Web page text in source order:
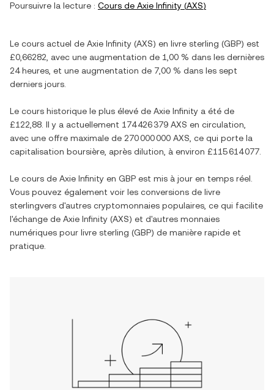
Poursuivre la lecture : Cours de Axie Infinity (AXS)
Le cours actuel de Axie Infinity (AXS) en livre sterling (GBP) est
£0,66282 , avec une augmentation de 1,00 % dans les dernières
24 heures, et une augmentation de 7,00 % dans les sept
derniers jours.
Le cours historique le plus élevé de Axie Infinity a été de
£122,88 . Il y a actuellement 174 426 379 AXS en circulation,
avec une offre maximale de 270 000 000 AXS , ce qui porte la
capitalisation boursière, après dilution, à environ £115 614 077
Le cours de Axie Infinity en GBP est mis à jour en temps réel.
Vous pouvez également voir les conversions de livre
sterlingvers d'autres cryptomonnaies populaires, ce qui facilite
l'échange de Axie Infinity (AXS) et d'autres monnaies
numériques pour livre sterling (GBP) de manière rapide et
pratique.